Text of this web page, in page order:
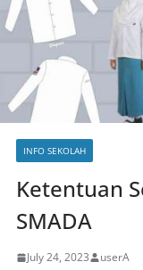
INFO SEKOLAH
Ketentuan
SMADA
July 24, 2023 userA